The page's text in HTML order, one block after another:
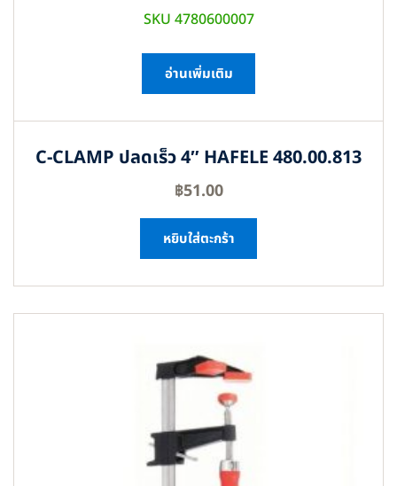
SKU 4780600007
อ่านเพิ่มเติม
C-CLAMP ปลดเร็ว 4″ HAFELE 480.00.813
฿51.00
หยิบใส่ตะกร้า